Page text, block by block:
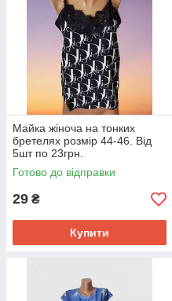
Майка жіноча на тонких
бретелях розмір 44-46. Від
5шт по 23грн.
Готово до відправки
29 ₴
Купити